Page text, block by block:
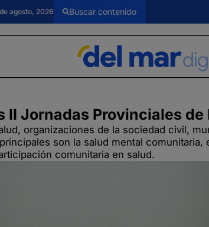
agosto, 2026
Jornadas Provinciales de
organizaciones de la sociedad civil,
son la salud mental comunitaria,
comunitaria en salud.